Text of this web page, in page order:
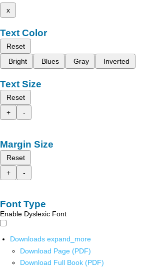
x
Text Color
Reset
Bright
Blues Gray Inverted
Text Size
Reset
+
-
Margin Size
Reset
+
-
Font Type
Enable Dyslexic Font
Downloads expand_more
Download Page (PDF)
Download Full Book (PDF)